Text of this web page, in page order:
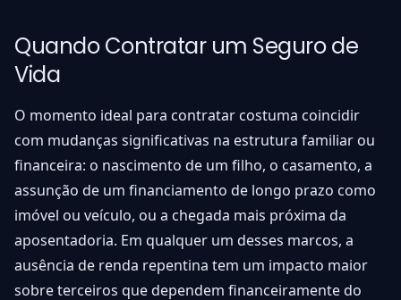
Quando Contratar um Seguro de
Vida
O momento ideal para contratar costuma coincidir
com mudanças significativas na estrutura familiar ou
financeira: o nascimento de um filho, o casamento, a
assunção de um financiamento de longo prazo como
imóvel ou veículo, ou a chegada mais próxima da
aposentadoria. Em qualquer um desses marcos, a
ausência de renda repentina tem um impacto maior
sobre terceiros que dependem financeiramente do